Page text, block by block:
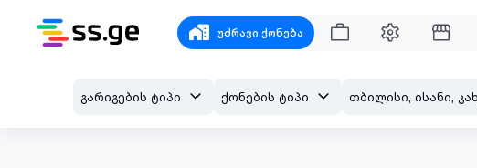
უძრავი ქონება
გარიგების ტიპი ქონების ტიპი